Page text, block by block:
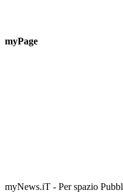
myPage
myNews.iT - Per spazio